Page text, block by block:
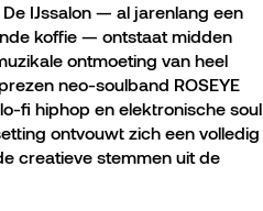
IJssalon — al jarenlang een
koffie — ontstaat midden
ontmoeting van heel
neo-soulband ROSEYE
fi hiphop en elektronische soul
ontvouwt zich een volledig
creatieve stemmen uit de